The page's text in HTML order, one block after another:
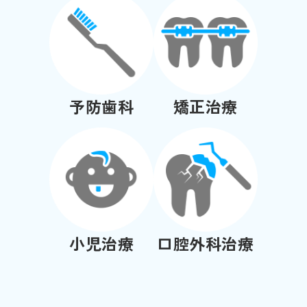
予防歯科 矯正治療
小児治療 口腔外科治療